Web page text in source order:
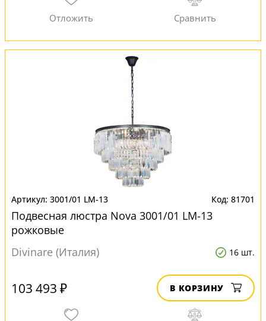
3001/01 LM-13 81701
Подвесная люстра Nova 3001/01 LM-13
рожковые
Divinare (Италия)
16 шт.
103 493 ₽ В КОРЗИНУ